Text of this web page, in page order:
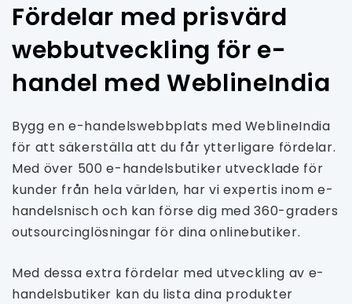
Fördelar med prisvärd
webbutveckling för e-
handel med WeblineIndia
Bygg en e-handelswebbplats med WeblineIndia
för att säkerställa att du får ytterligare fördelar.
Med över 500 e-handelsbutiker utvecklade för
kunder från hela världen, har vi expertis inom e-
handelsnisch och kan förse dig med 360-graders
outsourcinglösningar för dina onlinebutiker.
Med dessa extra fördelar med utveckling av e-
handelsbutiker kan du lista dina produkter